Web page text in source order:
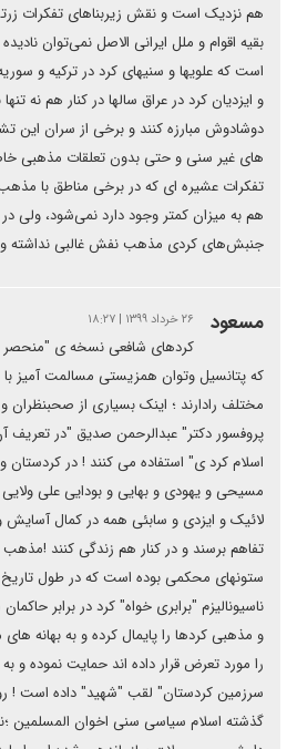
هم نزدیک است و نقش زیربناهای تفکرات
بقیه اقوام و ملل ایرانی الاصل نمی‌توان
است که علویها و سنیهای کرد در ترکیه و
و ایزدیان کرد در عراق سالها در کنار هم نه
دوشادوش مبارزه کنند و برخی از سران این
های غیر سنی و حتی بدون تعلقات مذهبی
تفکرات عشیره ای که در برخی مناطق با
هم به میزان کمتر وجود دارد نمی‌شود، ولی
جنبش‌های کردی مذهب نفش غالبی نداشته و
مسعود ۲۶ خرداد ۱۳۹۹ | ۱۸:۲۷
کردهای شافعی نسخه ی "منحصر
که پتانسیل وتوان همزیستی مسالمت آمیز
مختلف رادارند ؛ اینک بسیاری از صحبنظران
پروفسور دکتر" عبدالرحمن صدیق "در تعریف
اسلام کرد ی" استفاده می کنند ! در
مسیحی و یهودی و بهایی و بودایی علی
لائیک و ایزدی و سابئی همه در کمال آسایش
تفاهم برسند و در کنار هم زندگی کنند
ستونهای محکمی بوده است که در طول تاریخ
ناسیونالیزم "برابری خواه" کرد در برابر
و مذهبی کردها را پایمال کرده و به بهانه
را مورد تعرض قرار داده اند حمایت نموده و
سرزمین کردستان" لقب "شهید" داده است !
گذشته اسلام سیاسی سنی اخوان المسلمین